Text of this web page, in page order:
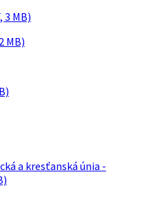
3 MB)
MB)
a kresťanská únia -